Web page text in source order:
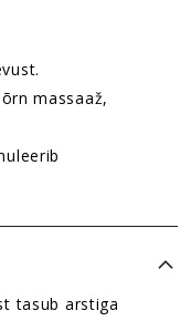
massaaž,
tasub arstiga